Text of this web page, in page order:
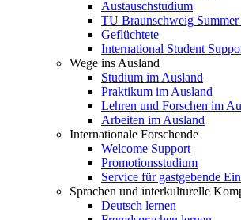
Austauschstudium
TU Braunschweig Summer
Geflüchtete
International Student
Wege ins Ausland
Studium im Ausland
Praktikum im Ausland
Lehren und Forschen im
Arbeiten im Ausland
Internationale Forschende
Welcome Support
Promotionsstudium
Service für gastgebende
Sprachen und interkulturelle
Deutsch lernen